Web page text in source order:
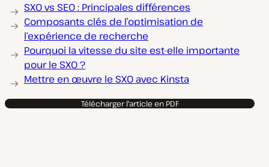
SXO vs SEO : Principales différences
Composants clés de l’optimisation de
l’expérience de recherche
Pourquoi la vitesse du site est-elle importante
pour le SXO ?
Mettre en œuvre le SXO avec Kinsta
Télécharger l'article en PDF